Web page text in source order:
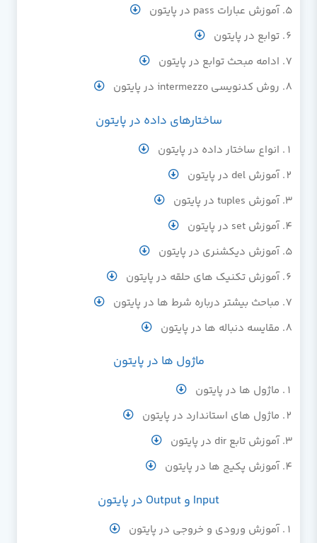
آموزش عبارات pass در پایتون
توابع در پایتون
ادامه مبحث توابع در پایتون
روش کدنویسی intermezzo در پایتون
ساختارهای داده در پایتون
انواع ساختار داده در پایتون
آموزش del در پایتون
آموزش tuples در پایتون
آموزش set در پایتون
آموزش دیکشنری در پایتون
آموزش تکنیک های حلقه در پایتون
مباحث بیشتر درباره شرط ها در پایتون
مقایسه دنباله ها در پایتون
ماژول ها در پایتون
ماژول ها در پایتون
ماژول های استاندارد در پایتون
آموزش تابع dir در پایتون
آموزش پکیج ها در پایتون
Input و Output در پایتون
آموزش ورودی و خروجی در پایتون